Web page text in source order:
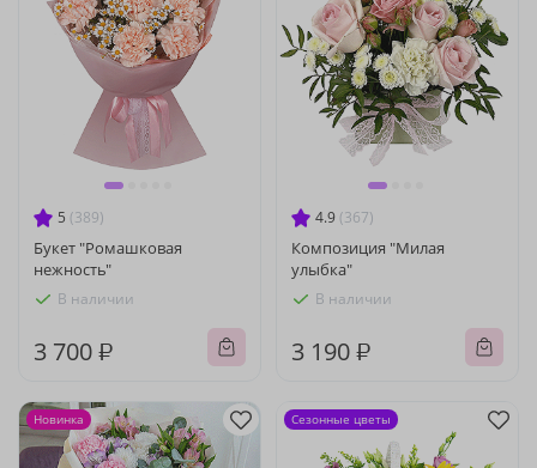
5 (389)
Букет "Ромашковая
нежность"
В наличии
3 700 ₽
4.9 (367)
Композиция "Милая
улыбка"
В наличии
3 190 ₽
Новинка Сезонные цветы